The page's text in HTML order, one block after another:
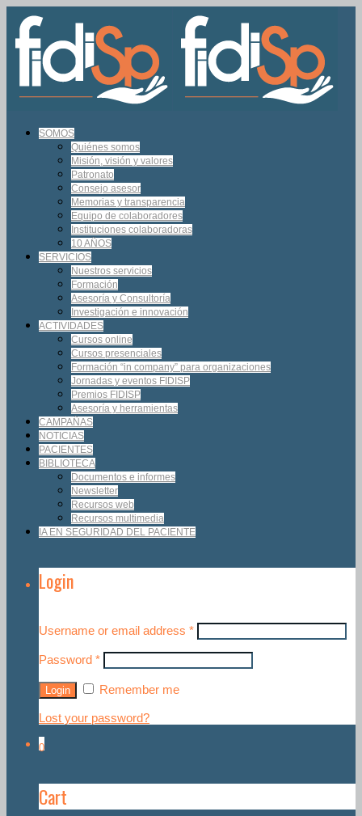
SOMOS
Quiénes somos
Misión, visión y valores
Patronato
Consejo asesor
Memorias y transparencia
Equipo de colaboradores
Instituciones colaboradoras
10 AÑOS
SERVICIOS
Nuestros servicios
Formación
Asesoría y Consultoría
Investigación e innovación
ACTIVIDADES
Cursos online
Cursos presenciales
Formación “in company” para organizaciones
Jornadas y eventos FIDISP
Premios FIDISP
Asesoría y herramientas
CAMPAÑAS
NOTICIAS
PACIENTES
BIBLIOTECA
Documentos e informes
Newsletter
Recursos web
Recursos multimedia
IA EN SEGURIDAD DEL PACIENTE
Login
Username or email address *
Password *
Remember me
Lost your password?
0
Cart